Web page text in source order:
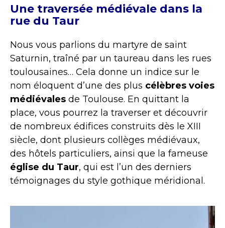
Une traversée médiévale dans la
rue du Taur
Nous vous parlions du martyre de saint
Saturnin, traîné par un taureau dans les rues
toulousaines… Cela donne un indice sur le
nom éloquent d’une des plus célèbres voies
médiévales de Toulouse. En quittant la
place, vous pourrez la traverser et découvrir
de nombreux édifices construits dès le XIII
siècle, dont plusieurs collèges médiévaux,
des hôtels particuliers, ainsi que la fameuse
église du Taur, qui est l’un des derniers
témoignages du style gothique méridional.